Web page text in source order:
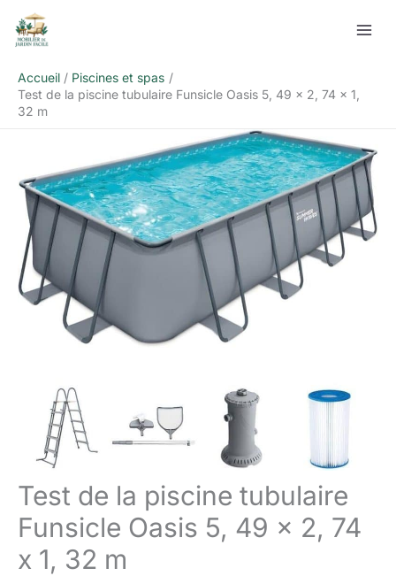
Accueil
Piscines et spas
Test de la piscine tubulaire Funsicle Oasis 5, 49 x 2, 74 x 1,
32 m
Test de la piscine tubulaire
Funsicle Oasis 5, 49 x 2, 74
x 1, 32 m
Rechercher